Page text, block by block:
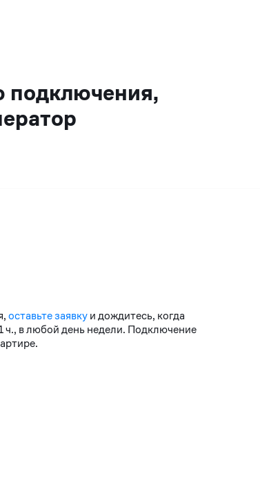
подключения,
оставьте заявкуи дождитесь, когда
в любой день недели. Подключение